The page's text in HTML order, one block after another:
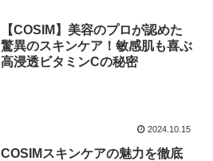
【COSIM】美容のプロが認めた
驚異のスキンケア！敏感肌も喜ぶ
高浸透ビタミンCの秘密
2024.10.15
COSIMスキンケアの魅力を徹底